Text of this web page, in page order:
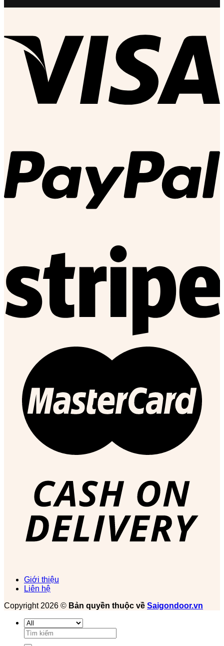
Giới thiệu
Liên hệ
Copyright 2026 © Bản quyền thuộc về Saigondoor.vn
Tìm
kiếm: